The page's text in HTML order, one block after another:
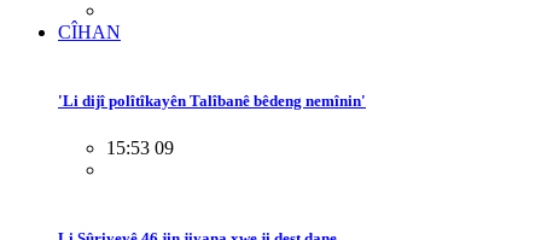
CÎHAN
'Li dijî polîtîkayên Talîbanê bêdeng nemînin'
15:53 09